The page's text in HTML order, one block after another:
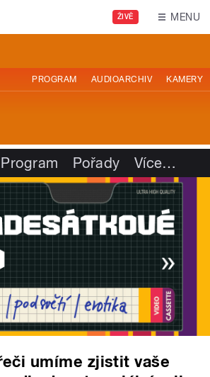
ŽIVĚ MENU
PROGRAM AUDIOARCHIV KAMERY
Program Pořady Více…
umíme zjistit vaše